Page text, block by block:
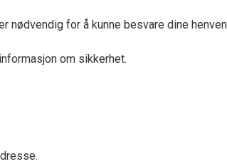
for å kunne besvare dine
om sikkerhet.